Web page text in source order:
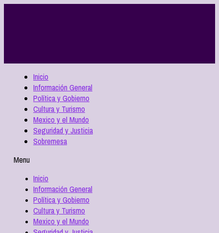
Inicio
Información General
Política y Gobierno
Cultura y Turismo
Mexico y el Mundo
Seguridad y Justicia
Sobremesa
Menu
Inicio
Información General
Política y Gobierno
Cultura y Turismo
Mexico y el Mundo